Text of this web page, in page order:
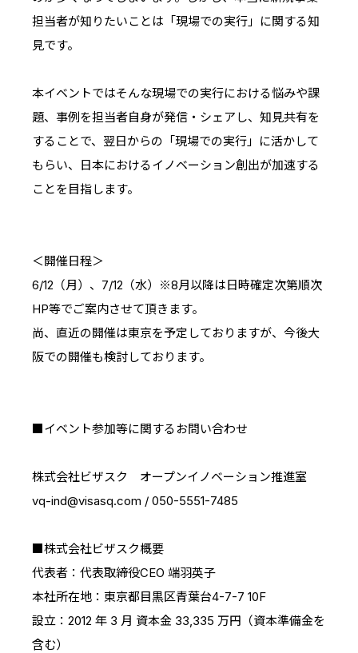
担当者が知りたいことは「現場での実行」に関する知
見です。
本イベントではそんな現場での実行における悩みや課
題、事例を担当者自身が発信・シェアし、知見共有を
することで、翌日からの「現場での実行」に活かして
もらい、日本におけるイノベーション創出が加速する
ことを目指します。
＜開催日程＞
6/12（月）、7/12（水）※8月以降は日時確定次第順次
HP等でご案内させて頂きます。
尚、直近の開催は東京を予定しておりますが、今後大
阪での開催も検討しております。
■イベント参加等に関するお問い合わせ
株式会社ビザスク オープンイノベーション推進室
vq-ind@visasq.com / 050-5551-7485
■株式会社ビザスク概要
代表者：代表取締役CEO 端羽英子
本社所在地：東京都目黒区青葉台4-7-7 10F
設立：2012 年 3 月 資本金 33,335 万円（資本準備金を
含む）